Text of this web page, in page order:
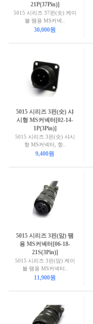
21P(37Pin)]
5015 시리즈 37핀(숫) 케이
블 땜용 MS커넥..
30,000원
5015 시리즈 3핀(숫) 샤
시형 MS커넥터[02-14-
1P(3Pin)]
5015 시리즈 3핀(숫) 샤시
형 MS커넥터, 항..
9,400원
5015 시리즈 3핀(암) 땜
용 MS커넥터[06-18-
21S(3Pin)]
5015 시리즈 3핀(암) 케이
블 땜용 MS커넥터..
11,900원